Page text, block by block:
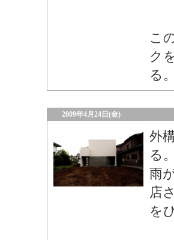
こ
ク
る。
2009年4月24日(金)
外
る。
雨
店
を